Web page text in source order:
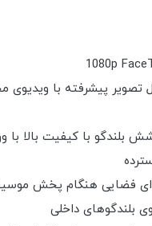
تصویر پیشرفته با ویدیوی
با کیفیت بالا با
فضایی هنگام پخش